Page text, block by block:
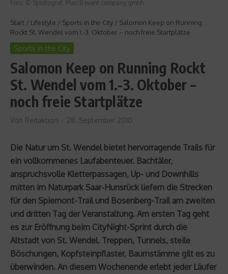
Foto: © Sportograf, Plan B event company gmbh
Start / Lifestyle / Sports in the City / Salomon Keep on Running
Rockt St. Wendel vom 1.-3. Oktober – noch freie Startplätze
Sports in the City
Salomon Keep on Running Rockt
St. Wendel vom 1.-3. Oktober –
noch freie Startplätze
Von Redaktion 28. September 2010
Die Natur um St. Wendel bietet hervorragende Trails für
ein vollkommenes Laufabenteuer. Bachtäler,
anspruchsvolle Kletterpassagen, Up- und Downhills
mitten im Naturpark Saar-Hunsrück liefern die Strecken
für den Spiemont-Trail und Bosenberg-Trail am zweiten
und dritten Tag der Veranstaltung. Am ersten Tag geht
es zur Eröffnung beim CityNight-Sprint durch die
Altstadt von St. Wendel. Treppen, Tunnels, steile
Böschungen, Kopfsteinpflaster, Baumstämme gilt es zu
überwinden. An diesem Wochenende erlebt jeder Läufer